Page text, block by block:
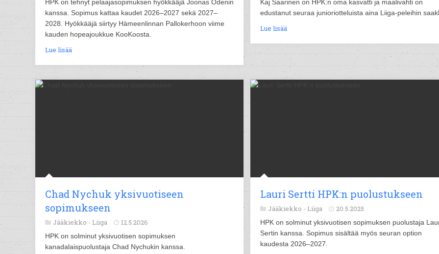
HPK on tehnyt pelaajasopimuksen hyökkääjä Joonas Odenin
kanssa. Sopimus kattaa kaudet 2026–2027 sekä 2027–
2028. Hyökkääjä siirtyy Hämeenlinnan Pallokerhoon viime
kauden hopeajoukkue KooKoosta.
Lue lisää
Kaj Saarinen on HPK:n oma kasvatti ja maalivahti on
edustanut seuraa junioriotteluista aina Liiga-peleihin
Lue lisää
Chad Nychuk yksivuotiseen
sopimukseen
Jääkiekko - Liiga 12.5.2026
HPK on solminut yksivuotisen sopimuksen
kanadalaispuolustaja Chad Nychukin kanssa.
Lauri Sertti HPK:n puolustukseen
Jääkiekko - Liiga 20.5.2025
HPK on solminut yksivuotisen sopimuksen puolustaja
Sertin kanssa. Sopimus sisältää myös seuran option
kaudesta 2026–2027.